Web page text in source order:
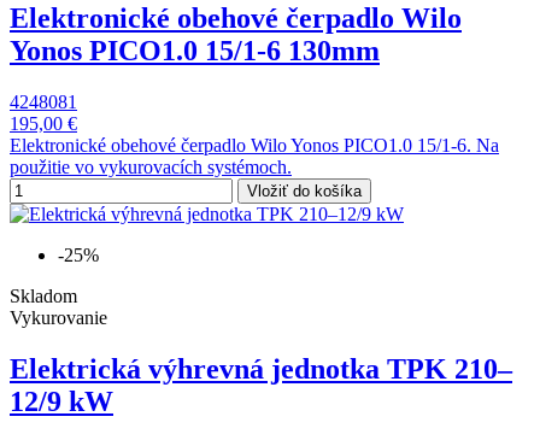
Elektronické obehové čerpadlo Wilo
Yonos PICO1.0 15/1-6 130mm
4248081
195,00 €
Elektronické obehové čerpadlo Wilo Yonos PICO1.0 15/1-6. Na
použitie vo vykurovacích systémoch.
Vložiť do košíka
-25%
Skladom
Vykurovanie
Elektrická výhrevná jednotka TPK 210–
12/9 kW